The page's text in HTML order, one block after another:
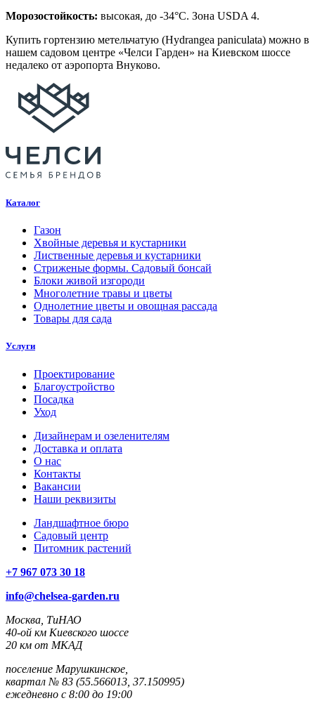
Морозостойкость: высокая, до -34°C. Зона USDA 4.
Купить гортензию метельчатую (Hydrangea paniculata) можно в
нашем садовом центре «Челси Гарден» на Киевском шоссе
недалеко от аэропорта Внуково.
Каталог
Газон
Хвойные деревья и кустарники
Лиственные деревья и кустарники
Стриженые формы. Садовый бонсай
Блоки живой изгороди
Многолетние травы и цветы
Однолетние цветы и овощная рассада
Товары для сада
Услуги
Проектирование
Благоустройство
Посадка
Уход
Дизайнерам и озеленителям
Доставка и оплата
О нас
Контакты
Вакансии
Наши реквизиты
Ландшафтное бюро
Садовый центр
Питомник растений
+7 967 073 30 18
info@chelsea-garden.ru
Москва, ТиНАО
40-ой км Киевского шоссе
20 км от МКАД
поселение Марушкинское,
квартал № 83 (55.566013, 37.150995)
ежедневно с 8:00 до 19:00